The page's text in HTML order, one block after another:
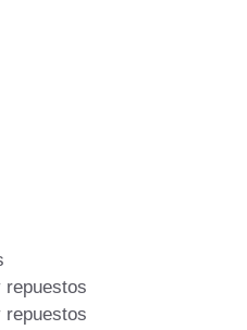
repuestos
repuestos